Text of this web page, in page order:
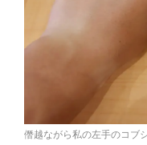
僭越ながら私の左手のコブ